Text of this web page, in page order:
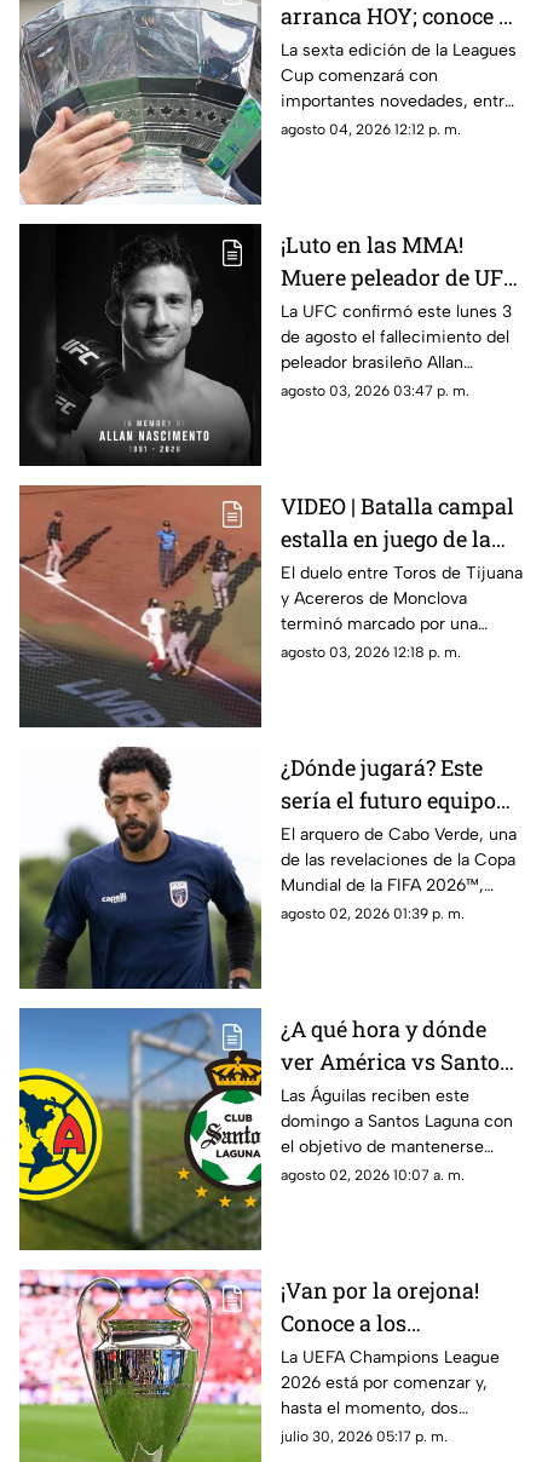
arranca HOY; conoce el
nuevo formato,
partidos y horarios
La sexta edición de la Leagues
Cup comenzará con
importantes novedades, entre
ellas partidos disputados por
agosto 04, 2026 12:12 p. m.
¡Luto en las MMA!
Muere peleador de UFC
tras sufrir infarto
mientras dormía
La UFC confirmó este lunes 3
de agosto el fallecimiento del
peleador brasileño Allan
Nascimento, de la división de
agosto 03, 2026 03:47 p. m.
VIDEO | Batalla campal
estalla en juego de la
LMB; Danry Vásquez
recibe fuerte castigo
El duelo entre Toros de Tijuana
y Acereros de Monclova
terminó marcado por una
violenta bronca luego de que el
agosto 03, 2026 12:18 p. m.
¿Dónde jugará? Este
sería el futuro equipo
de Vozinha, portero de
Cabo Verde
El arquero de Cabo Verde, una
de las revelaciones de la Copa
Mundial de la FIFA 2026™,
tendría definido su futuro.
agosto 02, 2026 01:39 p. m.
¿A qué hora y dónde
ver América vs Santos
Laguna en la Jornada 3
del Apertura 2026?
Las Águilas reciben este
domingo a Santos Laguna con
el objetivo de mantenerse
entre los protagonistas del
agosto 02, 2026 10:07 a. m.
¡Van por la orejona!
Conoce a los
mexicanos que jugarán
la Champions League
2026
La UEFA Champions League
2026 está por comenzar y,
hasta el momento, dos
futbolistas mexicanos tienen
julio 30, 2026 05:17 p. m.